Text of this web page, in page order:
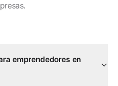
emprendedores en